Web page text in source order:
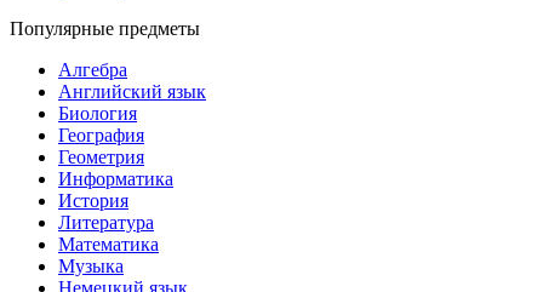
Популярные предметы
Алгебра
Английский язык
Биология
География
Геометрия
Информатика
История
Литература
Математика
Музыка